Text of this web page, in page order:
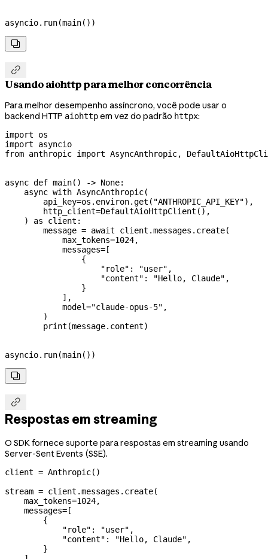
asyncio.run(main())


Usando aiohttp para melhor concorrência
Para melhor desempenho assíncrono, você pode usar o
backend HTTP aiohttpem vez do padrão httpx:
import os
import asyncio
from anthropic import AsyncAnthropic,
async def main() -> None:
    async
with AsyncAnthropic(
        api_key
=os.environ.get( "ANTHROPIC_API_KEY"),
        http_client
=DefaultAioHttpClient(),
    )
as client:
        message
= await client.messages.create(
            max_tokens
=1024,
            messages
= [
                {
                    "role"
: "user" ,
                    "content"
: "Hello, Claude" ,
                }
            ],
            model
="claude-opus-5" ,
        )
        print
(message.content)
asyncio.run(main())


Respostas em streaming
O SDK fornece suporte para respostas em streaming usando
Server-Sent Events (SSE).
client = Anthropic()
stream = client.messages.create(
    max_tokens
=1024,
    messages
= [
        {
            "role"
: "user" ,
            "content"
: "Hello, Claude" ,
        }